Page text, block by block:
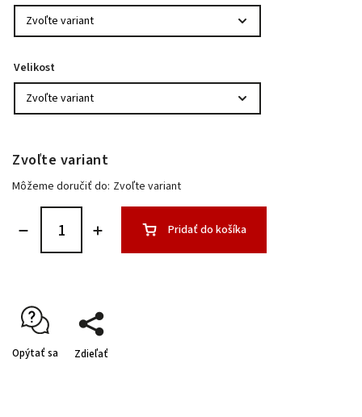
Velikost
Zvoľte variant
Môžeme doručiť do: Zvoľte variant
Pridať do košíka
Opýtať sa Zdieľať